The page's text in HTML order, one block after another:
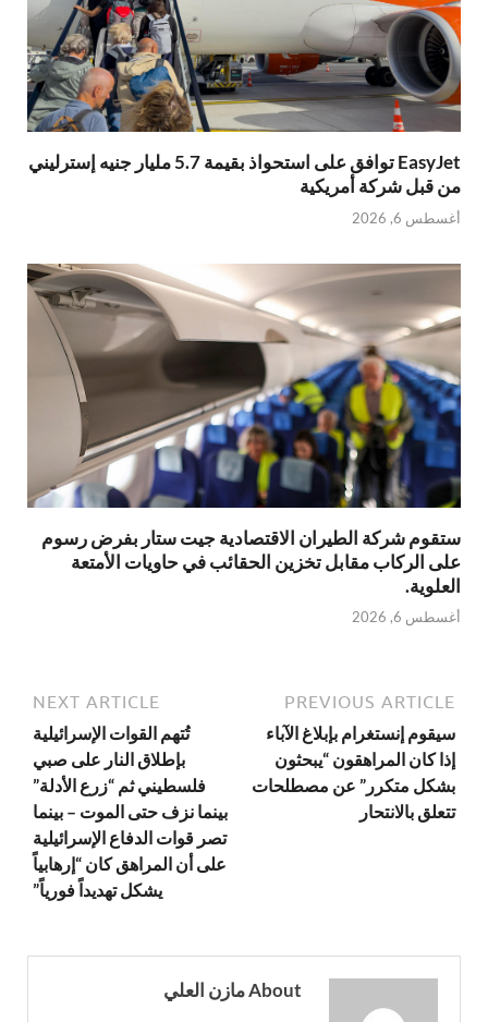
EasyJet توافق على استحواذ بقيمة 5.7 مليار جنيه إسترليني
من قبل شركة أمريكية
أغسطس 6, 2026
ستقوم شركة الطيران الاقتصادية جيت ستار بفرض رسوم
على الركاب مقابل تخزين الحقائب في حاويات الأمتعة
العلوية.
أغسطس 6, 2026
PREVIOUS ARTICLE
سيقوم إنستغرام بإبلاغ الآباء
إذا كان المراهقون “يبحثون
بشكل متكرر” عن مصطلحات
تتعلق بالانتحار
NEXT ARTICLE
تُتهم القوات الإسرائيلية
بإطلاق النار على صبي
فلسطيني ثم “زرع الأدلة”
بينما نزف حتى الموت – بينما
تصر قوات الدفاع الإسرائيلية
على أن المراهق كان “إرهابياً
يشكل تهديداً فورياً”
About مازن العلي